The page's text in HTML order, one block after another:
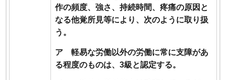
作の頻度、強さ、持続時間、疼痛の原因と
なる他覚所見等により、次のように取り扱
う。
ア 軽易な労働以外の労働に常に支障があ
る程度のものは、3級と認定する。